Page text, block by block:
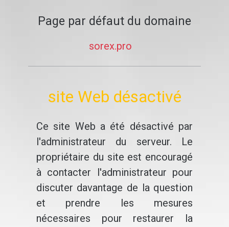
Page par défaut du domaine
sorex.pro
site Web désactivé
Ce site Web a été désactivé par
l'administrateur du serveur. Le
propriétaire du site est encouragé
à contacter l'administrateur pour
discuter davantage de la question
et prendre les mesures
nécessaires pour restaurer la